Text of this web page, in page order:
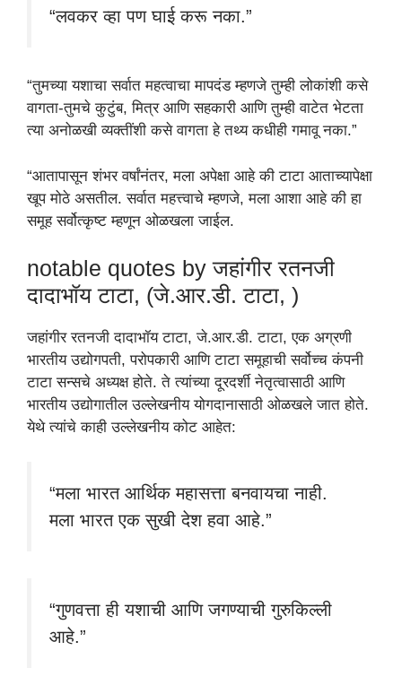
“लवकर व्हा पण घाई करू नका.”
“तुमच्या यशाचा सर्वात महत्वाचा मापदंड म्हणजे तुम्ही लोकांशी कसे
वागता-तुमचे कुटुंब, मित्र आणि सहकारी आणि तुम्ही वाटेत भेटता
त्या अनोळखी व्यक्तींशी कसे वागता हे तथ्य कधीही गमावू नका.”
“आतापासून शंभर वर्षांनंतर, मला अपेक्षा आहे की टाटा आताच्यापेक्षा
खूप मोठे असतील. सर्वात महत्त्वाचे म्हणजे, मला आशा आहे की हा
समूह सर्वोत्कृष्ट म्हणून ओळखला जाईल.
notable quotes by जहांगीर रतनजी
दादाभॉय टाटा, (जे.आर.डी. टाटा, )
जहांगीर रतनजी दादाभॉय टाटा, जे.आर.डी. टाटा, एक अग्रणी
भारतीय उद्योगपती, परोपकारी आणि टाटा समूहाची सर्वोच्च कंपनी
टाटा सन्सचे अध्यक्ष होते. ते त्यांच्या दूरदर्शी नेतृत्वासाठी आणि
भारतीय उद्योगातील उल्लेखनीय योगदानासाठी ओळखले जात होते.
येथे त्यांचे काही उल्लेखनीय कोट आहेत:
“मला भारत आर्थिक महासत्ता बनवायचा नाही.
मला भारत एक सुखी देश हवा आहे.”
“गुणवत्ता ही यशाची आणि जगण्याची गुरुकिल्ली
आहे.”